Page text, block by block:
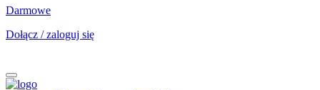
Darmowe
Dołącz / zaloguj się